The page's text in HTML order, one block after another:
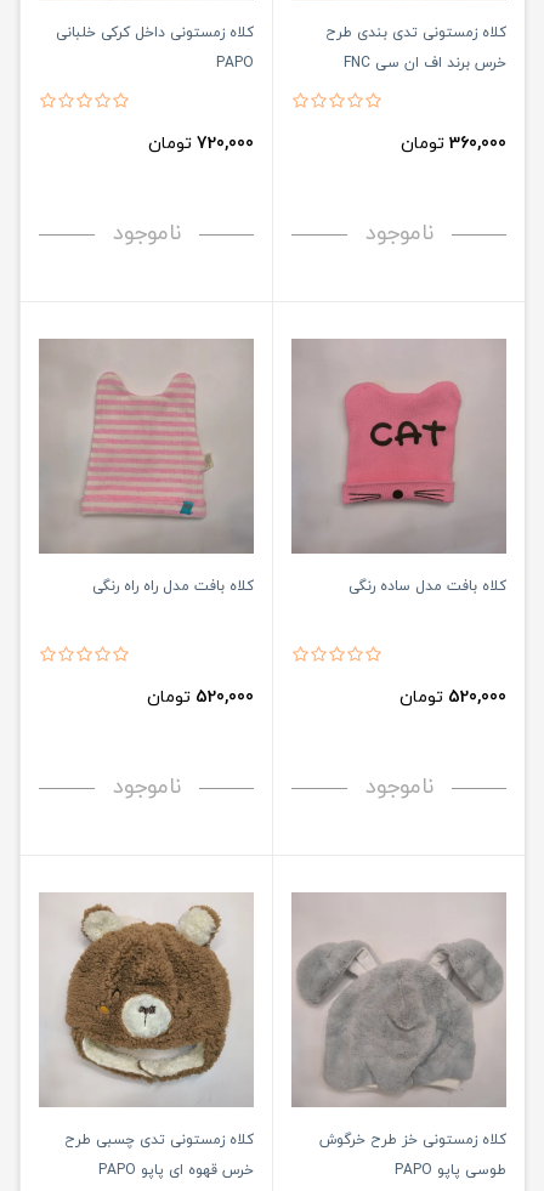
کلاه زمستونی تدی بندی طرح
خرس برند اف ان سی FNC
360,000 تومان
ناموجود
کلاه زمستونی داخل کرکی خلبانی
PAPO
720,000 تومان
ناموجود
کلاه بافت مدل ساده رنگی
520,000 تومان
ناموجود
کلاه بافت مدل راه راه رنگی
520,000 تومان
ناموجود
کلاه زمستونی خز طرح خرگوش
طوسی پاپو PAPO
کلاه زمستونی تدی چسبی طرح
خرس قهوه ای پاپو PAPO